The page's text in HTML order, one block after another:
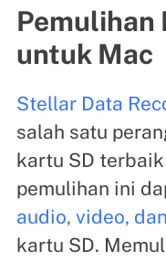
Pemulihan
untuk Mac
Stellar Data
salah satu
kartu SD
pemulihan ini
audio, video,
kartu SD.